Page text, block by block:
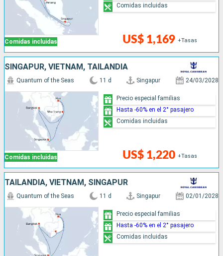
Comidas incluidas US$ 1,169 +Tasas
Comidas incluidas
SINGAPUR, VIETNAM, TAILANDIA
Comidas incluidas
Quantum of the Seas 11 d Singapur 24/03/2028
US$ 1,220 +Tasas
Precio especial familias
Hasta -60% en el 2° pasajero
Comidas incluidas
TAILANDIA, VIETNAM, SINGAPUR
Quantum of the Seas 11 d Singapur 02/01/2028
Precio especial familias
Hasta -60% en el 2° pasajero
Comidas incluidas